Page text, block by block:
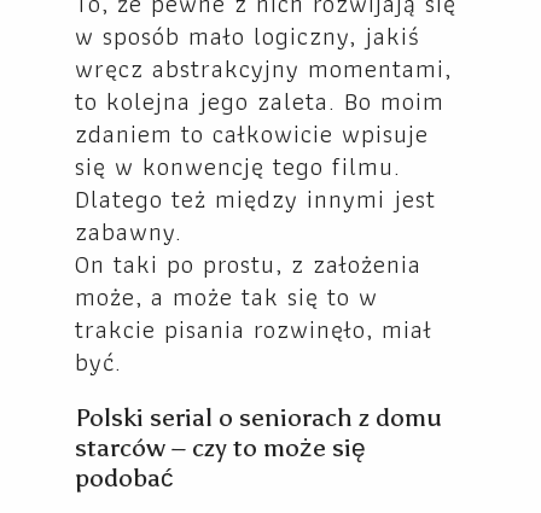
w sposób mało logiczny, jakiś
wręcz abstrakcyjny momentami,
to kolejna jego zaleta. Bo moim
zdaniem to całkowicie wpisuje
się w konwencję tego filmu.
Dlatego też między innymi jest
zabawny.
On taki po prostu, z założenia
może, a może tak się to w
trakcie pisania rozwinęło, miał
być.
Polski serial o seniorach z domu
starców – czy to może się
podobać